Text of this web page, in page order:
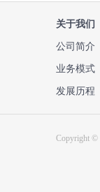
关于我们
公司简介
业务模式
发展历程
Copyright ©